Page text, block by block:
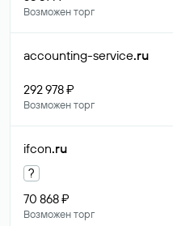
Возможен торг
accounting-service.ru
292 978 ₽
Возможен торг
ifcon.ru
?
70 868 ₽
Возможен торг